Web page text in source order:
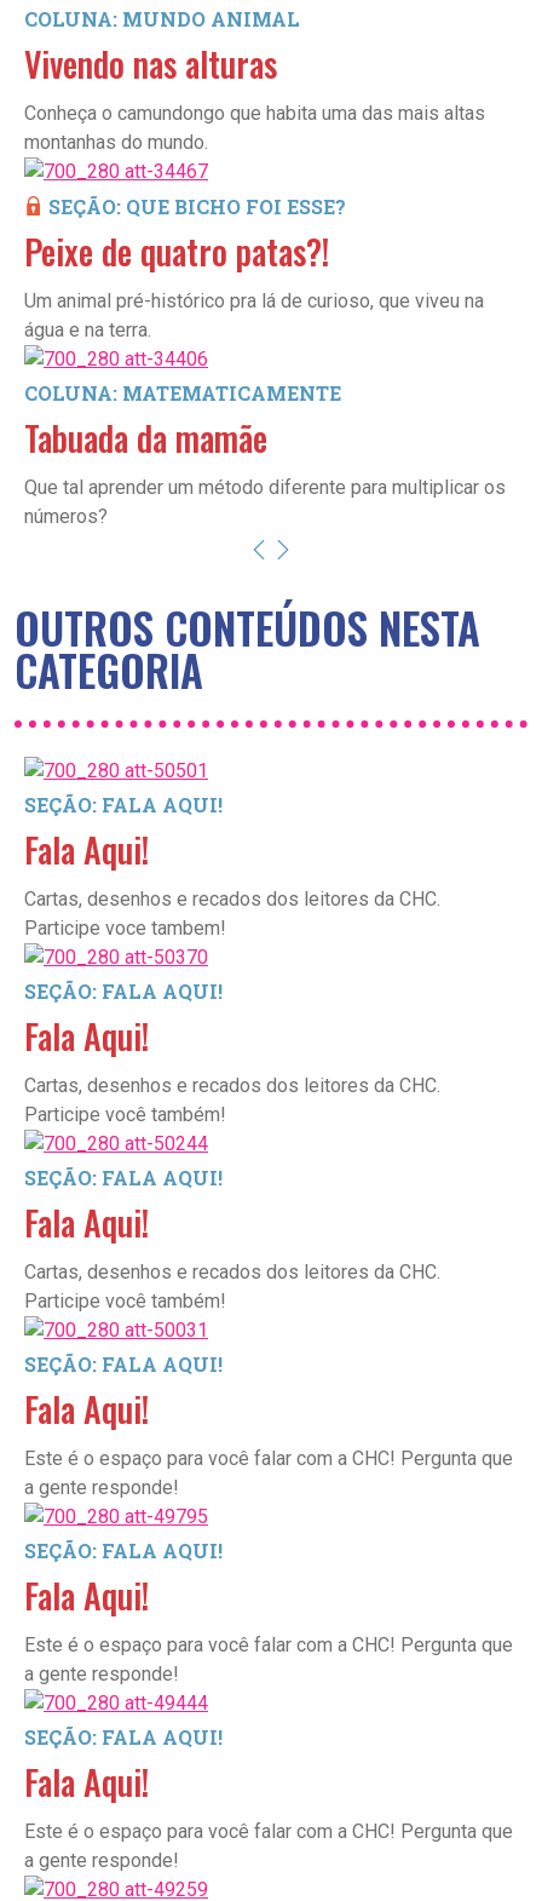
COLUNA: MUNDO ANIMAL
Vivendo nas alturas
Conheça o camundongo que habita uma das mais altas
montanhas do mundo.
SEÇÃO: QUE BICHO FOI ESSE?
Peixe de quatro patas?!
Um animal pré-histórico pra lá de curioso, que viveu na
água e na terra.
COLUNA: MATEMATICAMENTE
Tabuada da mamãe
Que tal aprender um método diferente para multiplicar os
números?
OUTROS CONTEÚDOS NESTA
CATEGORIA
SEÇÃO: FALA AQUI!
Fala Aqui!
Cartas, desenhos e recados dos leitores da CHC.
Participe voce tambem!
SEÇÃO: FALA AQUI!
Fala Aqui!
Cartas, desenhos e recados dos leitores da CHC.
Participe você também!
SEÇÃO: FALA AQUI!
Fala Aqui!
Cartas, desenhos e recados dos leitores da CHC.
Participe você também!
SEÇÃO: FALA AQUI!
Fala Aqui!
Este é o espaço para você falar com a CHC! Pergunta que
a gente responde!
SEÇÃO: FALA AQUI!
Fala Aqui!
Este é o espaço para você falar com a CHC! Pergunta que
a gente responde!
SEÇÃO: FALA AQUI!
Fala Aqui!
Este é o espaço para você falar com a CHC! Pergunta que
a gente responde!